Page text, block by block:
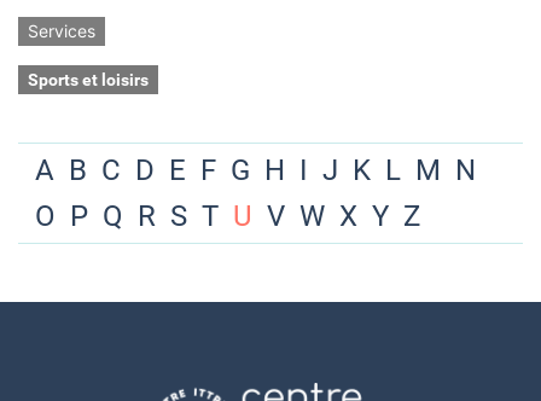
Services
Sports et loisirs
A B C D E F G H I J K L M N
O P Q R S T U V W X Y Z